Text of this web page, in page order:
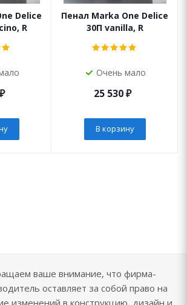
Delice
R
₽
Пенал Marka One Delice
30П vanilla, R
Очень мало
25 530₽
В корзину
ваше внимание, что фирма-
оставляет за собой право на
изменений в конструкцию, дизайн и